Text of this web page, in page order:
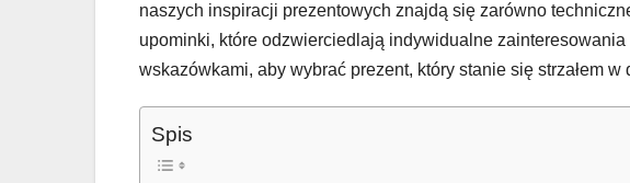
naszych inspiracji prezentowych znajdą się zarówno
upominki, które odzwierciedlają indywidualne zainteresowania
wskazówkami, aby wybrać prezent, który stanie się strzałem w
Spis